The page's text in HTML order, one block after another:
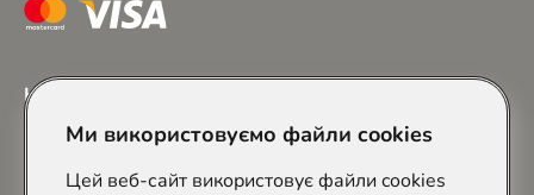
Контакти
+38 (097) 243-01-23
Ми використовуємо файли cookies
Цей веб-сайт використовує файли cookies